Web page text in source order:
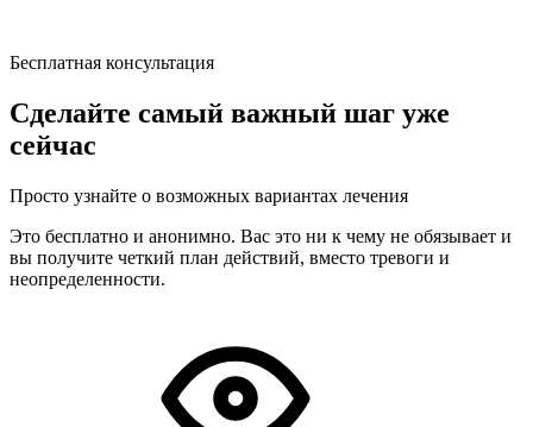
Бесплатная консультация
Сделайте самый важный шаг уже
сейчас
Просто узнайте о возможных вариантах лечения
Это бесплатно и анонимно. Вас это ни к чему не обязывает и
вы получите четкий план действий, вместо тревоги и
неопределенности.